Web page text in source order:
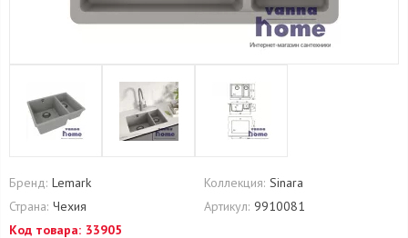
Бренд: Lemark Коллекция: Sinara
Страна: Чехия Артикул: 9910081
Код товара: 33905